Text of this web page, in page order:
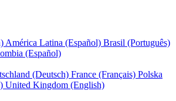
América Latina (Español) Brasil (Português)
(Español)
(Deutsch) France (Français) Polska
United Kingdom (English)